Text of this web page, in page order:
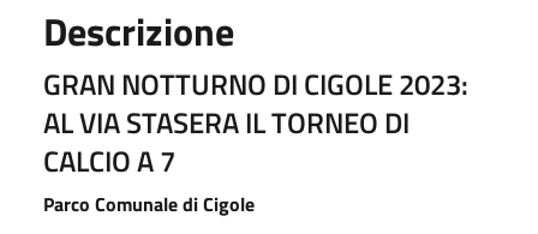
Descrizione
GRAN NOTTURNO DI CIGOLE 2023:
AL VIA STASERA IL TORNEO DI
CALCIO A 7
Parco Comunale di Cigole